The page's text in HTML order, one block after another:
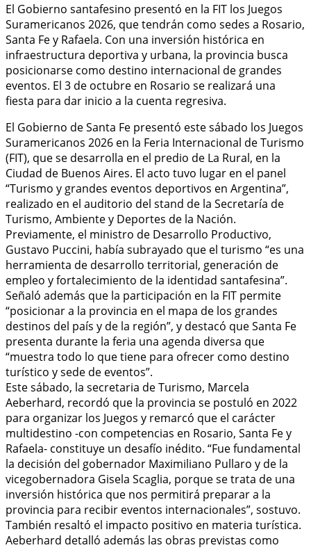
El Gobierno santafesino presentó en la FIT los Juegos
Suramericanos 2026, que tendrán como sedes a Rosario,
Santa Fe y Rafaela. Con una inversión histórica en
infraestructura deportiva y urbana, la provincia busca
posicionarse como destino internacional de grandes
eventos. El 3 de octubre en Rosario se realizará una
fiesta para dar inicio a la cuenta regresiva.
El Gobierno de Santa Fe presentó este sábado los Juegos
Suramericanos 2026 en la Feria Internacional de Turismo
(FIT), que se desarrolla en el predio de La Rural, en la
Ciudad de Buenos Aires. El acto tuvo lugar en el panel
“Turismo y grandes eventos deportivos en Argentina”,
realizado en el auditorio del stand de la Secretaría de
Turismo, Ambiente y Deportes de la Nación.
Previamente, el ministro de Desarrollo Productivo,
Gustavo Puccini, había subrayado que el turismo “es una
herramienta de desarrollo territorial, generación de
empleo y fortalecimiento de la identidad santafesina”.
Señaló además que la participación en la FIT permite
“posicionar a la provincia en el mapa de los grandes
destinos del país y de la región”, y destacó que Santa Fe
presenta durante la feria una agenda diversa que
“muestra todo lo que tiene para ofrecer como destino
turístico y sede de eventos”.
Este sábado, la secretaria de Turismo, Marcela
Aeberhard, recordó que la provincia se postuló en 2022
para organizar los Juegos y remarcó que el carácter
multidestino -con competencias en Rosario, Santa Fe y
Rafaela- constituye un desafío inédito. “Fue fundamental
la decisión del gobernador Maximiliano Pullaro y de la
vicegobernadora Gisela Scaglia, porque se trata de una
inversión histórica que nos permitirá preparar a la
provincia para recibir eventos internacionales”, sostuvo.
También resaltó el impacto positivo en materia turística.
Aeberhard detalló además las obras previstas como